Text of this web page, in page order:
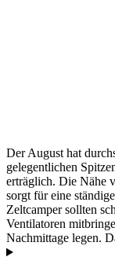
Der August hat
gelegentlichen
erträglich. Die Nähe
sorgt für eine
Zeltcamper sollten
Ventilatoren
Nachmittage legen.